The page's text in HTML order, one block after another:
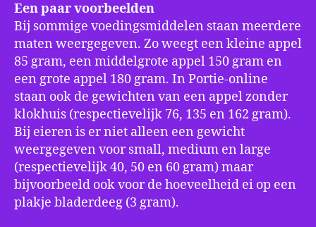
Een paar voorbeelden
Bij sommige voedingsmiddelen staan meerdere
maten weergegeven. Zo weegt een kleine appel
85 gram, een middelgrote appel 150 gram en
een grote appel 180 gram. In Portie-online
staan ook de gewichten van een appel zonder
klokhuis (respectievelijk 76, 135 en 162 gram).
Bij eieren is er niet alleen een gewicht
weergegeven voor small, medium en large
(respectievelijk 40, 50 en 60 gram) maar
bijvoorbeeld ook voor de hoeveelheid ei op een
plakje bladerdeeg (3 gram).